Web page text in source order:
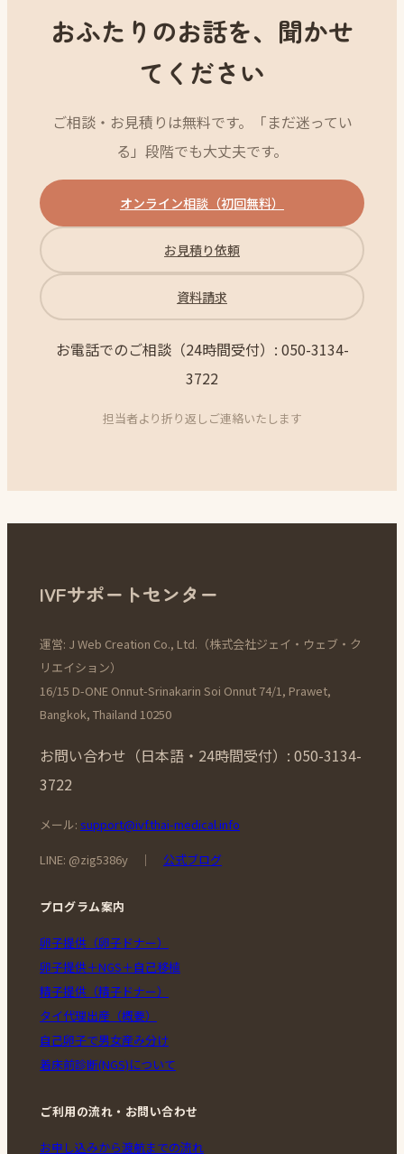
おふたりのお話を、聞かせ
てください
ご相談・お見積りは無料です。「まだ迷ってい
る」段階でも大丈夫です。
オンライン相談（初回無料）
お見積り依頼
資料請求
お電話でのご相談（24時間受付）: 050-3134-
3722
担当者より折り返しご連絡いたします
IVFサポートセンター
運営: J Web Creation Co., Ltd.（株式会社ジェイ・ウェブ・ク
リエイション）
16/15 D-ONE Onnut-Srinakarin Soi Onnut 74/1, Prawet,
Bangkok, Thailand 10250
お問い合わせ（日本語・24時間受付）: 050-3134-
3722
メール: support@ivf.thai-medical.info
LINE: @zig5386y ｜ 公式ブログ
プログラム案内
卵子提供（卵子ドナー）
卵子提供＋NGS＋自己移植
精子提供（精子ドナー）
タイ代理出産（概要）
自己卵子で男女産み分け
着床前診断(NGS)について
ご利用の流れ・お問い合わせ
お申し込みから渡航までの流れ